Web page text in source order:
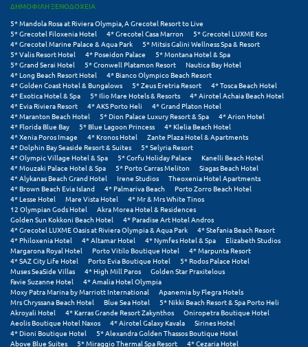
Μετέωρα
Μέτσοβο
Μήλος
Μονεμβασιά
Μουζάκι
Μπαλί Κρήτης
Μπάνσκο
Μπούκα Μεσσηνίας
Μύκονος
Μυστράς
Μυτιλήνη
Ν
Νάξος
ΔΗΜΟΦΙΛΗ ΞΕΝΟΔΟΧΕΙΑ
5* Mandola Rosa at Riviera Olympia, A Grecotel Resort to Live
5* Grecotel Filoxenia Hotel
4* Grecotel Casa Marron
5* Grecotel LUXME Kos
4* Grecotel Marine Palace & Aqua Park
5* Mitsis Galini Wellness Spa & Resort
5* Valis Resort Hotel
4* Poseidon Palace
5* Montana Hotel & Spa
5* Grand Serai Hotel
5* Cronwell Platamon Resort
Nautica Bay Hotel
4* Long Beach Resort Hotel
4* Bianco Olympico Beach Resort
4* Golden Coast Hotel & Bungalows
5* Zeus Eretria Resort
4* Tosca Beach Hotel
4* Exotica Hotel & Spa
5* Ilio Mare Hotels & Resorts
4* Airotel Achaia Beach Hotel
4* Evia Riviera Resort
4* AKS Porto Heli
4* Grand Platon Hotel
4* Maranton Beach Hotel
5* Dion Palace Luxury Resort & Spa
4* Arion Hotel
4* Florida Blue Bay
5* Blue Lagoon Princess
4* Klelia Beach Hotel
4* Xenia Poros Image
4* Kronos Hotel
Zante Plaza Hotel & Apartments
4* Dolphin Bay Seaside Resort & Suites
5* Selyria Resort
4* Olympic Village Hotel & Spa
5* Corfu Holiday Palace
Kanelli Beach Hotel
4* Mouzaki Palace Hotel & Spa
5* Porto Carras Meliton
Siagas Beach Hotel
4* Alykanas Beach Grand Hotel
Irene Studios
Theoxenia Hotel Apartments
4* Brown Beach Evia Island
4* Palmariva Beach
Porto Zorro Beach Hotel
4* Lesse Hotel
Mare Vista Hotel
4* Mr & Mrs White Tinos
12 Olympian Gods Hotel
Akra Morea Hotel & Residences
Golden Sun Kokkoni Beach Hotel
4* Paradise Art Hotel Andros
4* Grecotel LUXME Oasis at Riviera Olympia & Aqua Park
4* Stefania Beach Resort
4* Philoxenia Hotel
4* Altamar Hotel 4* Nymfes Hotel & Spa
Elizabeth Studios
Margarona Royal Hotel
Porto Vitilo Boutique Hotel
4* Marpunta Resort
4* SAZ City Life Hotel
Porto Evia Boutique Hotel
5* Rodos Palace Hotel
Muses SeaSide Villas
4* High Mill Paros
Golden Star Praxitelous
Favie Suzanne Hotel
4* Amalia Hotel Olympia
Moxy Patra Marina by Marriott International
Apanemia by Flegra Hotels
Mrs Chryssana Beach Hotel
Blue Sea Hotel
5* Nikki Beach Resort & Spa Porto Heli
Akroyali Hotel
4* Karras Grande Resort Zakynthos
Oniropetra Boutique Hotel
Aeolis Boutique Hotel Naxos
4* Airotel Galaxy Kavala
Sirines Hotel
4* Dioni Boutique Hotel
5* Alexandra Golden Thassos Boutique Hotel
Above Blue Suites
5* Miraggio Thermal Spa Resort
4* Cezaria Hotel